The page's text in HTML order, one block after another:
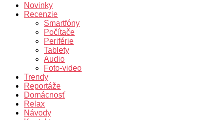
Novinky
Recenzie
Smartfóny
Počítače
Periférie
Tablety
Audio
Foto-video
Trendy
Reportáže
Domácnosť
Relax
Návody